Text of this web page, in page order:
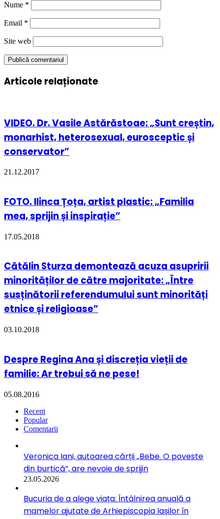
Nume *
Email *
Site web
Articole relaționate
VIDEO. Dr. Vasile Astărăstoae: „Sunt creștin,
monarhist, heterosexual, eurosceptic și
conservator”
21.12.2017
FOTO. Ilinca Țoța, artist plastic: „Familia
mea, sprijin și inspirație”
17.05.2018
Cătălin Sturza demontează acuza asupririi
minorităților de către majoritate: „Între
susținătorii referendumului sunt minorități
etnice și religioase”
03.10.2018
Despre Regina Ana și discreția vieții de
familie: Ar trebui să ne pese!
05.08.2016
Recent
Popular
Comentarii
Veronica Iani, autoarea cărții „Bebe. O poveste
din burtică”, are nevoie de sprijin
23.05.2026
Bucuria de a alege viața: Întâlnirea anuală a
mamelor ajutate de Arhiepiscopia Iașilor în